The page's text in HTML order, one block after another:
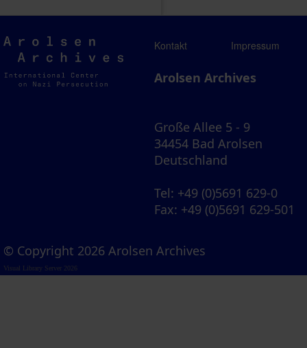
Arolsen
Archives
Kontakt Impressum
Arolsen Archives
Große Allee 5 - 9
34454 Bad Arolsen
Deutschland
Tel: +49 (0)5691 629-0
Fax: +49 (0)5691 629-501
© Copyright 2026 Arolsen Archives
Visual Library Server 2026